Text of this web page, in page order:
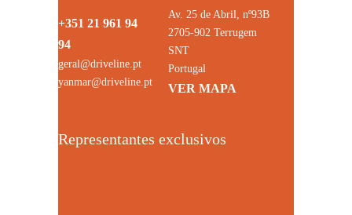
+351 21 961 94
94
geral@driveline.pt
yanmar@driveline.pt
Av. 25 de Abril, nº93B
2705-902 Terrugem
SNT
Portugal
VER MAPA
Representantes exclusivos